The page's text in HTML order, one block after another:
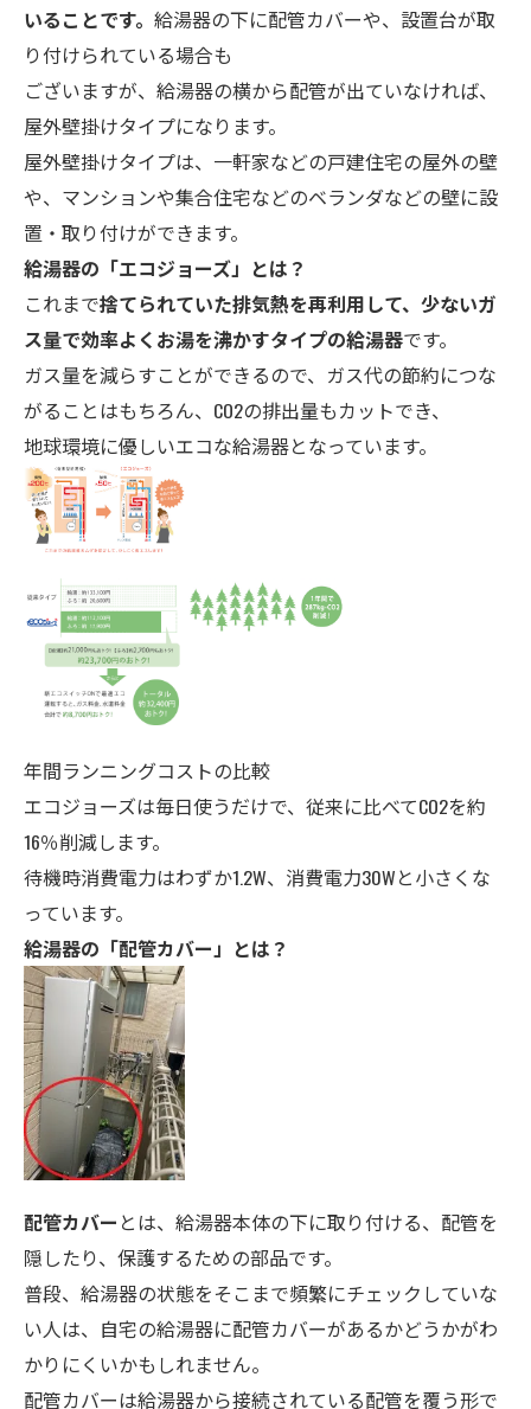
いることです。 給湯器の下に配管カバーや、設置台が取
り付けられている場合も
ございますが、給湯器の横から配管が出ていなければ、
屋外壁掛けタイプになります。
屋外壁掛けタイプは、一軒家などの戸建住宅の屋外の壁
や、マンションや集合住宅などのベランダなどの壁に設
置・取り付けができます。
給湯器の「エコジョーズ」とは？
これまで捨てられていた排気熱を再利用して、少ないガ
ス量で効率よくお湯を沸かすタイプの給湯器です。
ガス量を減らすことができるので、ガス代の節約につな
がることはもちろん、CO2の排出量もカットでき、
地球環境に優しいエコな給湯器となっています。
年間ランニングコストの比較
エコジョーズは毎日使うだけで、従来に比べてCO2を約
16％削減します。
待機時消費電力はわずか1.2W、消費電力30Wと小さくな
っています。
給湯器の「配管カバー」とは？
配管カバー とは、給湯器本体の下に取り付ける、配管を
隠したり、保護するための部品です。
普段、給湯器の状態をそこまで頻繁にチェックしていな
い人は、自宅の給湯器に配管カバーがあるかどうかがわ
かりにくいかもしれません。
配管カバーは給湯器から接続されている配管を覆う形で